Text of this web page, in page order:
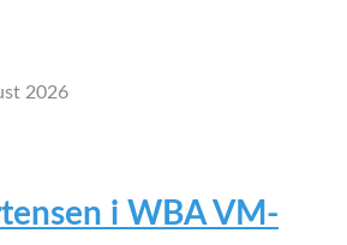
2026
i WBA VM-